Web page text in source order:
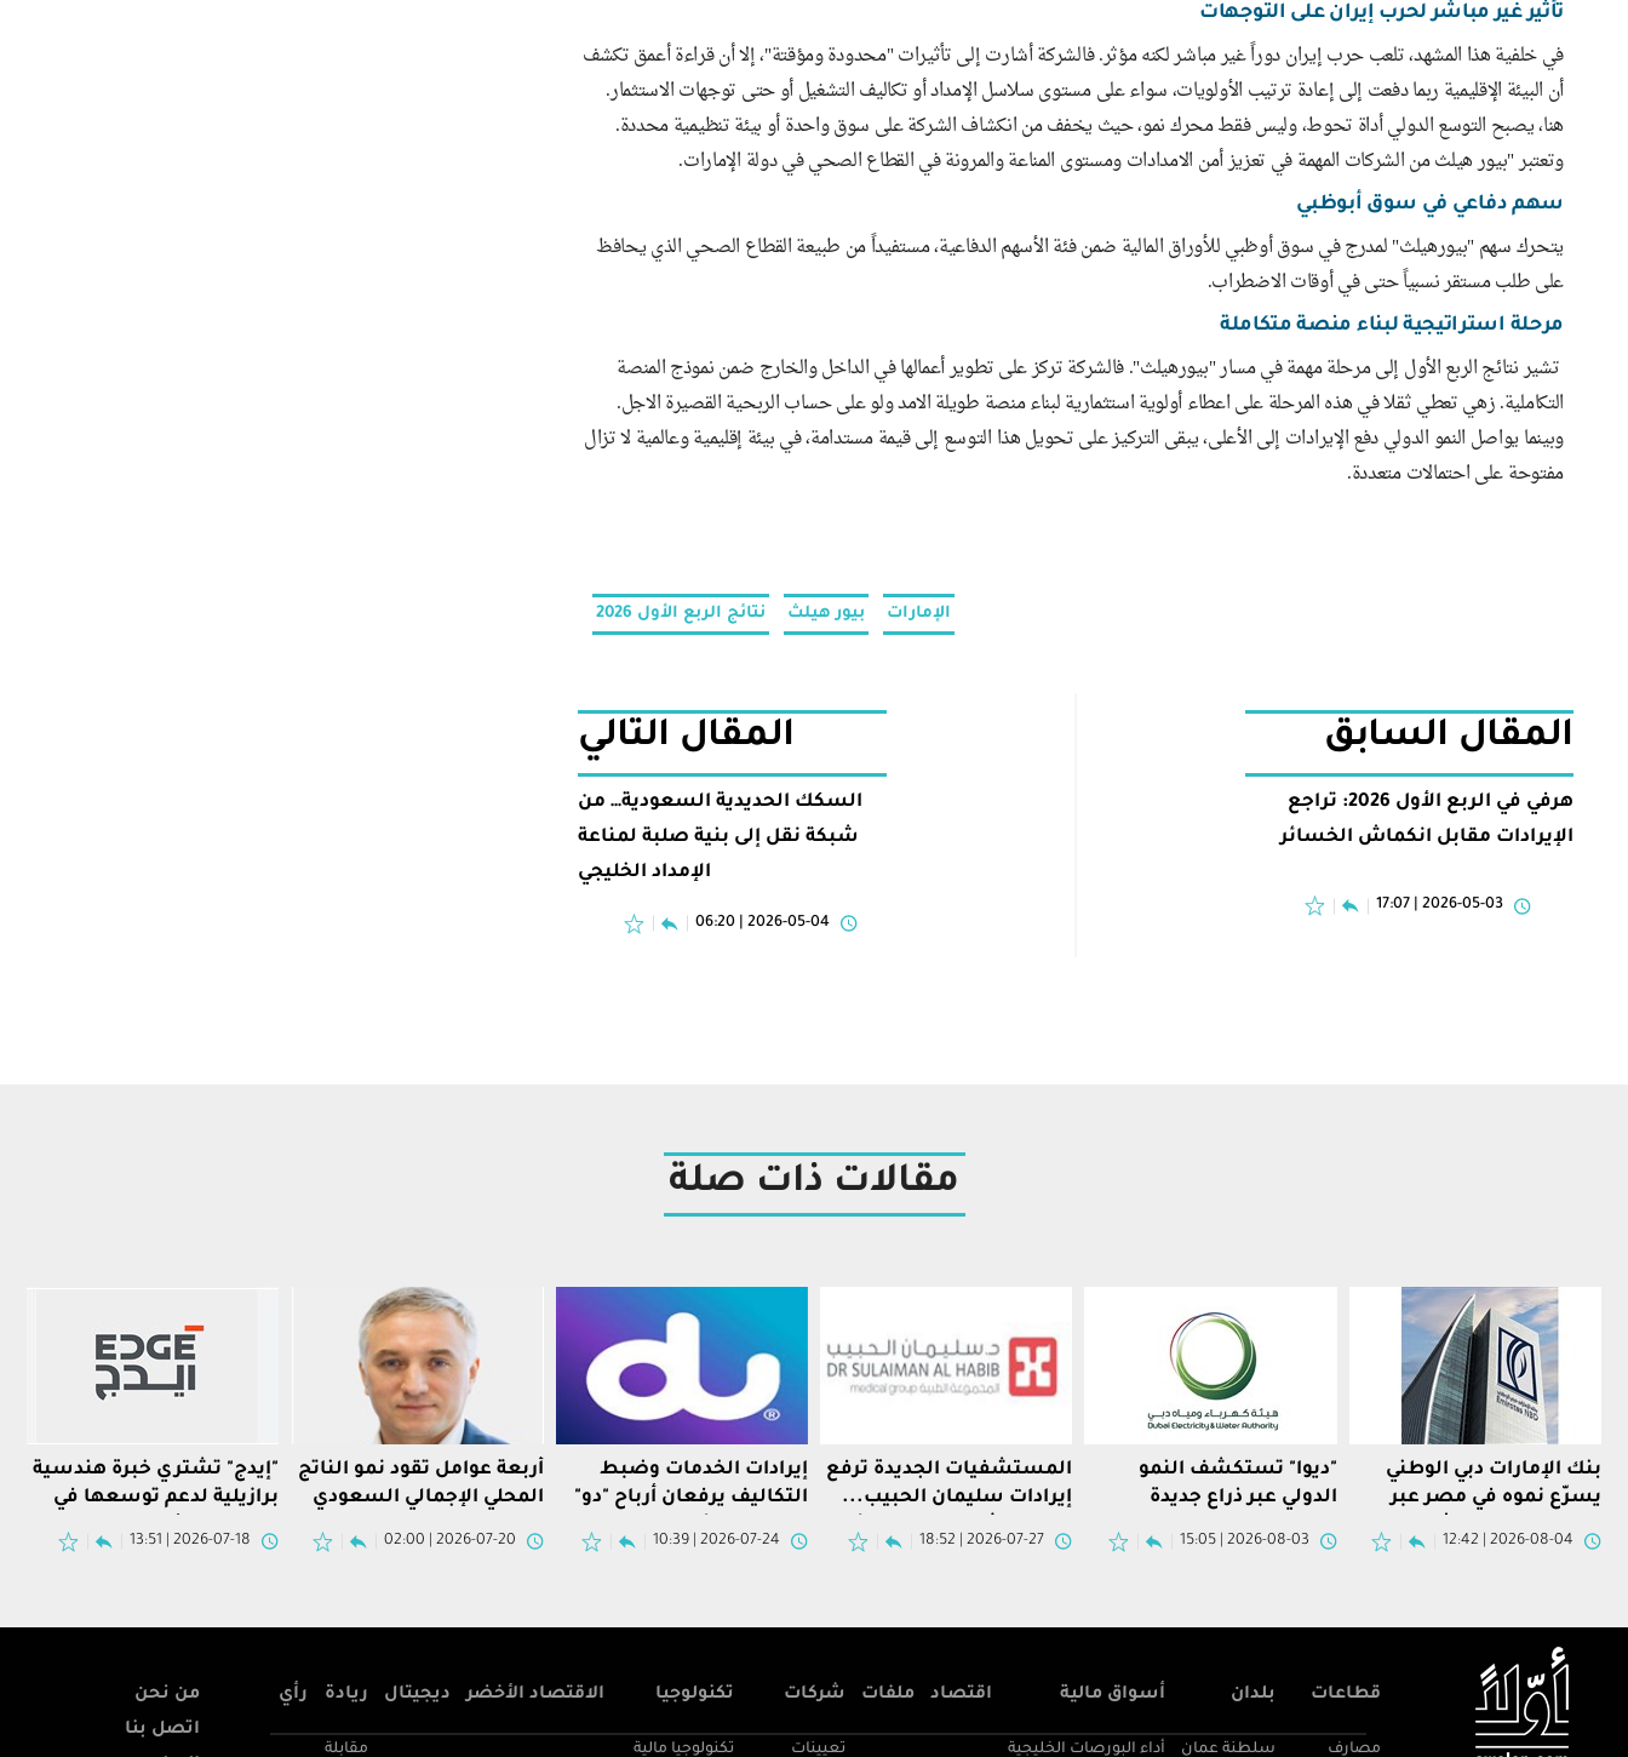
تأثير غير مباشر لحرب إيران على التوجهات
في خلفية هذا المشهد، تلعب حرب إيران دوراً غير مباشر لكنه مؤثر. فالشركة أشارت إلى تأثيرات "محدودة ومؤقتة"، إلا أن قراءة أعمق تكشف
أن البيئة الإقليمية ربما دفعت إلى إعادة ترتيب الأولويات، سواء على مستوى سلاسل الإمداد أو تكاليف التشغيل أو حتى توجهات الاستثمار.
هنا، يصبح التوسع الدولي أداة تحوط، وليس فقط محرك نمو، حيث يخفف من انكشاف الشركة على سوق واحدة أو بيئة تنظيمية محددة.
وتعتبر "بيور هيلث من الشركات المهمة في تعزيز أمن الامدادات ومستوى المناعة والمرونة في القطاع الصحي في دولة الإمارات.
سهم دفاعي في سوق أبوظبي
يتحرك سهم "بيورهيلث" لمدرج في سوق أوظبي للأوراق المالية ضمن فئة الأسهم الدفاعية، مستفيداً من طبيعة القطاع الصحي الذي يحافظ
على طلب مستقر نسبياً حتى في أوقات الاضطراب.
مرحلة استراتيجية لبناء منصة متكاملة
تشير نتائج الربع الأول إلى مرحلة مهمة في مسار "بيورهيلث". فالشركة تركز على تطوير أعمالها في الداخل والخارج ضمن نموذج المنصة
التكاملية. زهي تعطي ثقلا في هذه المرحلة على اعطاء أولوية استثمارية لبناء منصة طويلة الامد ولو على حساب الربحية القصيرة الاجل.
وبينما يواصل النمو الدولي دفع الإيرادات إلى الأعلى، يبقى التركيز على تحويل هذا التوسع إلى قيمة مستدامة، في بيئة إقليمية وعالمية لا تزال
مفتوحة على احتمالات متعددة.
الإمارات بيور هيلث نتائج الربع الأول 2026
المقال السابق
هرفي في الربع الأول 2026: تراجع
الإيرادات مقابل انكماش الخسائر
2026-05-03 | 17:07
المقال التالي
السكك الحديدية السعودية… من
شبكة نقل إلى بنية صلبة لمناعة
الإمداد الخليجي
2026-05-04 | 06:20
مقالات ذات صلة
بنك الإمارات دبي الوطني
يسرّع نموه في مصر عبر
سي"
2026-08-04 | 12:42
"ديوا" تستكشف النمو
الدولي عبر ذراع جديدة
2026-08-03 | 15:05
المستشفيات الجديدة ترفع
إيرادات سليمان الحبيب...
التوسع
2026-07-27 | 18:52
إيرادات الخدمات وضبط
التكاليف يرفعان أرباح "دو"
2026-07-24 | 10:39
أربعة عوامل تقود نمو الناتج
المحلي الإجمالي السعودي
2026-07-20 | 02:00
"إيدج" تشتري خبرة هندسية
برازيلية لدعم توسعها في
2026-07-18 | 13:51
من نحن
اتصل بنا
قطاعات
مصارف
بلدان
سلطنة عمان
أسواق مالية
أداء البورصات الخليجية
اقتصاد ملفات شركات
تعيينات
تكنولوجيا
تكنولوجيا مالية
الاقتصاد الأخضر ديجيتال ريادة
مقابلة
رأي